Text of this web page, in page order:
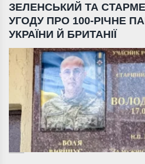
ЗЕЛЕНСЬКИЙ ТА
УГОДУ ПРО 100-РІЧНЕ
УКРАЇНИ Й БРИТАНІЇ